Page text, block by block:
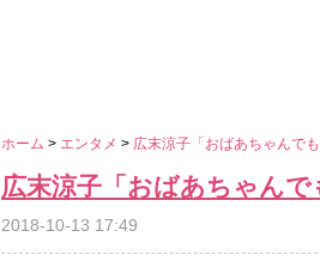
ホーム > エンタメ > 広末涼子「おばあちゃんで
広末涼子「おばあちゃん
2018-10-13 17:49